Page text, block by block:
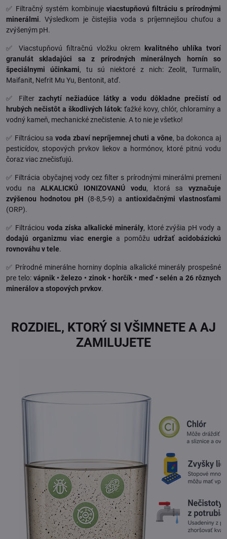
✅ Filtračný systém kombinuje viacstupňovú filtráciu s prírodnými
minerálmi. Výsledkom je čistejšia voda s príjemnejšou chuťou a
zvýšeným pH.
✅ Viacstupňovú filtračnú vložku okrem
kvalitného uhlíka tvorí
granulát skladajúci sa z prírodných minerálnych hornín so
špeciálnymi účinkami, tu sú niektoré z nich: Zeolit, Turmalín,
Maifanit, Nefrit Mu Yu, Bentonit, atď.
✅ Filter zachytí nežiadúce látky a vodu dôkladne prečistí od
hrubých nečistôt a škodlivých látok: ťažké kovy, chlór, chloramíny a
vodný kameň, mechanické znečistenie. A to nie je všetko!
✅ Filtráciou sa voda zbaví nepríjemnej chuti a vône, ba dokonca aj
pesticídov, stopových prvkov liekov a hormónov, ktoré pitnú vodu
čoraz viac znečisťujú.
✅ Filtrácia obyčajnej vody cez filter s prírodnými minerálmi premení
vodu naALKALICKÚ IONIZOVANÚ vodu, ktorá savyznačuje
zvýšenou hodnotou pH (8-8,5-9) a antioxidačnými vlastnosťami
(ORP).
✅ Filtráciou voda získa alkalické minerály, ktoré zvýšia pH vody a
dodajú organizmu viac energie a pomôžuudržať acidobázickú
rovnováhu v tele.
✅ Prírodné minerálne horniny doplnia alkalické minerály prospešné
pre telo: vápnik • železo • zinok • horčík • meď • selén a 26 rôznych
minerálov a stopových prvkov.
ROZDIEL, KTORÝ SI VŠIMNETE A AJ
ZAMILUJETE